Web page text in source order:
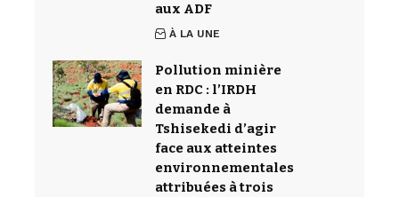
aux ADF
À LA UNE
Pollution minière
en RDC : l’IRDH
demande à
Tshisekedi d’agir
face aux atteintes
environnementales
attribuées à trois